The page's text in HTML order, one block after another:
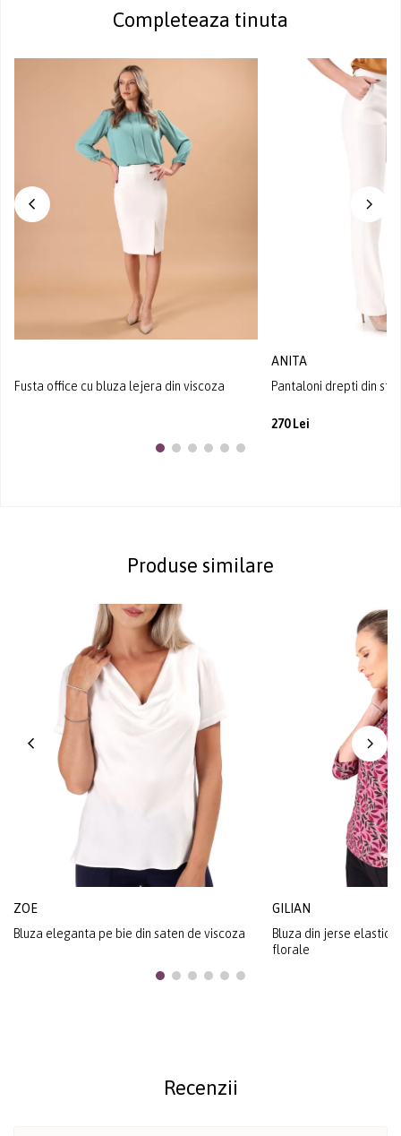
Completeaza tinuta
Fusta office cu bluza lejera din viscoza
ANITA
Pantaloni drepti din
270 Lei
Produse similare
ZOE
Bluza eleganta pe bie din saten de viscoza
GILIAN
Bluza din jerse elastic
florale
Recenzii